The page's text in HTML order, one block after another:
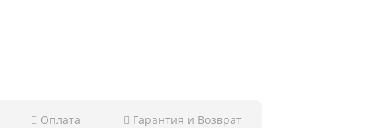
Оплата Гарантия и Возврат